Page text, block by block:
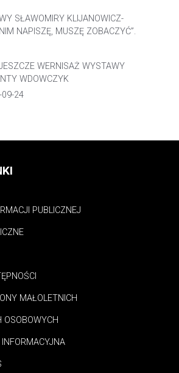
SŁAWOMIRY KLIJANOWICZ-
NAPISZĘ, MUSZĘ ZOBACZYĆ”.
WERNISAŻ WYSTAWY
WDOWCZYK
09-24
PUBLICZNEJ
MAŁOLETNICH
OSOBOWYCH